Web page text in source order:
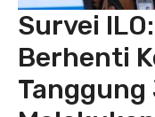
Survei
Berhenti
Tanggung